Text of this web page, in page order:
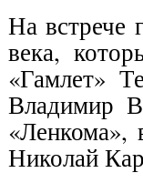
На встрече
века,
«Гамлет»
Владимир
«Ленкома»,
Николай